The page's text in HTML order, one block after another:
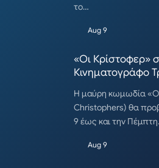
το…
Aug 9
«Οι Κρίστοφερ»
Κινηματογράφο
Η μαύρη κωμωδία
Christophers) θα
9 έως και την
Aug 9